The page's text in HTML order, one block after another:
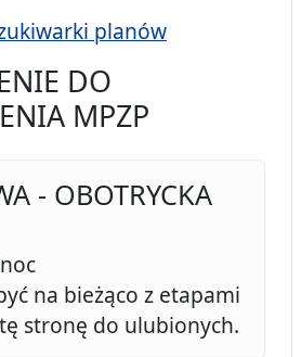
planów
DO
MPZP
- OBOTRYCKA
na bieżąco z etapami
stronę do ulubionych.